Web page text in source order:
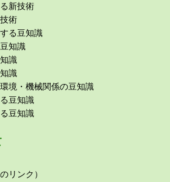
新技術
術
る⾖知識
知識
識
識
境・機械関係の⾖知識
⾖知識
⾖知識
リンク）